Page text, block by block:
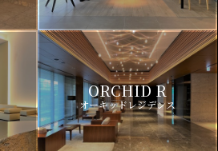
ORCHID R
オーキッドレジデンス